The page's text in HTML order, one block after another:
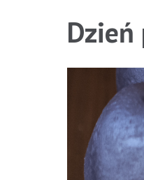
Dzień